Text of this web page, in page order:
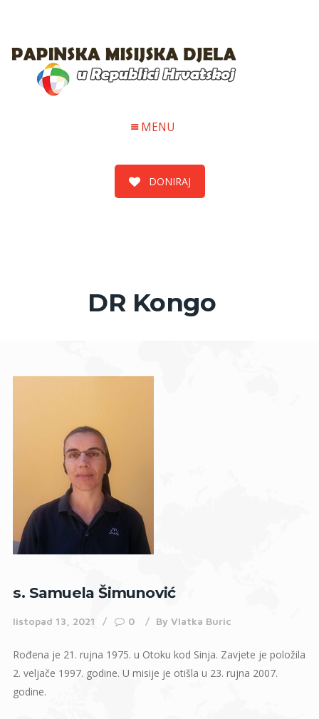
MENU
DONIRAJ
DR Kongo
s. Samuela Šimunović
listopad 13, 2021 0 ByVlatka Buric
Rođena je 21. rujna 1975. u Otoku kod Sinja. Zavjete je položila
2. veljače 1997. godine. U misije je otišla u 23. rujna 2007.
godine.